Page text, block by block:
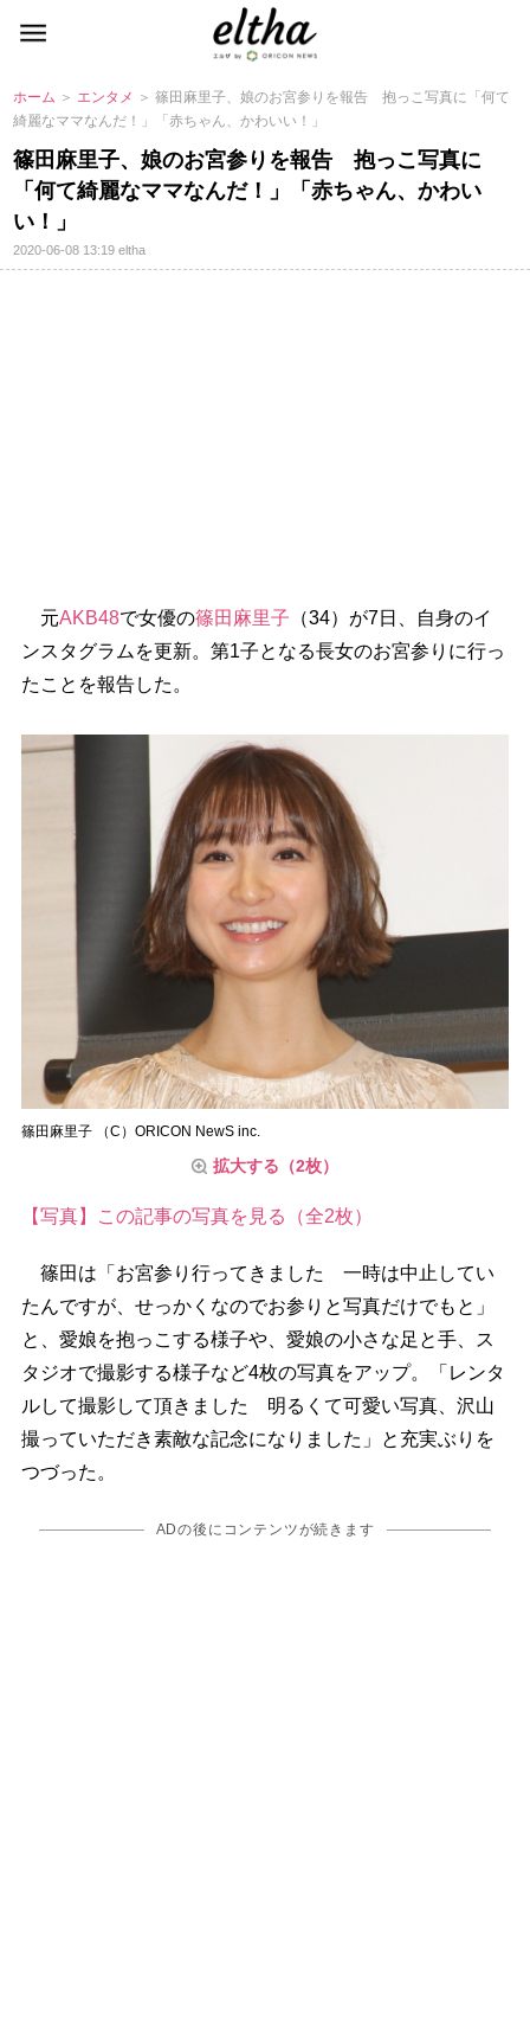
ホーム ＞ エンタメ ＞ 篠田麻里子、娘のお宮参りを報告 抱っこ写真に「何て
綺麗なママなんだ！」「赤ちゃん、かわいい！」
篠田麻里子、娘のお宮参りを報告 抱っこ写真に
「何て綺麗なママなんだ！」「赤ちゃん、かわい
い！」
2020-06-08 13:19eltha
元AKB48で女優の篠田麻里子 （34）が7日、自身のイ
ンスタグラムを更新。第1子となる長女のお宮参りに行っ
たことを報告した。
篠田麻里子 （C）ORICON NewS inc.
拡大する（2枚）
【写真】この記事の写真を見る（全2枚）
篠田は「お宮参り行ってきました 一時は中止してい
たんですが、せっかくなのでお参りと写真だけでもと」
と、愛娘を抱っこする様子や、愛娘の小さな足と手、ス
タジオで撮影する様子など4枚の写真をアップ。「レンタ
ルして撮影して頂きました 明るくて可愛い写真、沢山
撮っていただき素敵な記念になりました」と充実ぶりを
つづった。
ADの後にコンテンツが続きます